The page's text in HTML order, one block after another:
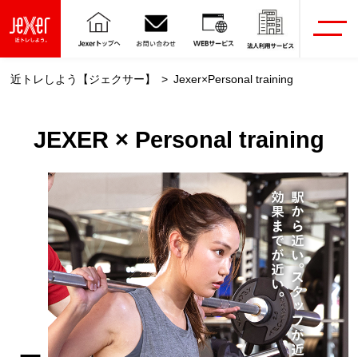
近トレしよう【ジェクサー】 Jexer×Personal training
JEXER × Personal training